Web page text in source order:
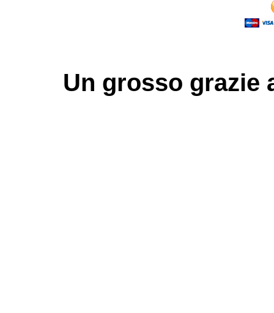
Un grosso grazie